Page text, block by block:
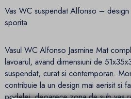
Vas WC suspendat Alfonso –
sporita
Vasul WC Alfonso Jasmine Mat
lavoarul, avand dimensiuni de
suspendat, curat si contemporan.
contribuie la un design mai aerisit si